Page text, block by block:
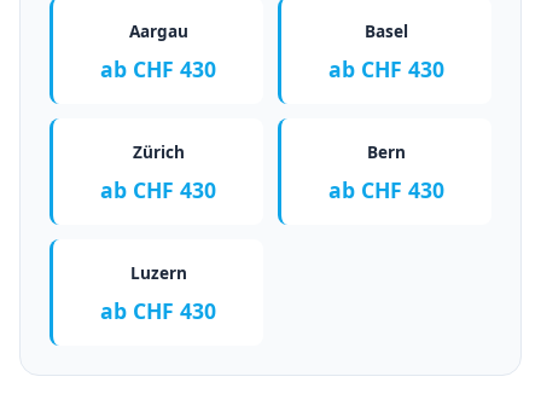
Aargau
ab CHF 430
Basel
ab CHF 430
Zürich
ab CHF 430
Bern
ab CHF 430
Luzern
ab CHF 430